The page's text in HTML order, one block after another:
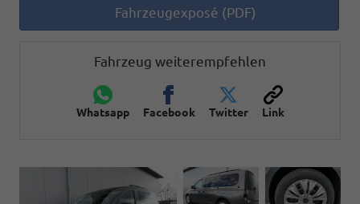
Fahrzeugexposé (PDF)
Fahrzeug weiterempfehlen
Whatsapp Facebook Twitter Link